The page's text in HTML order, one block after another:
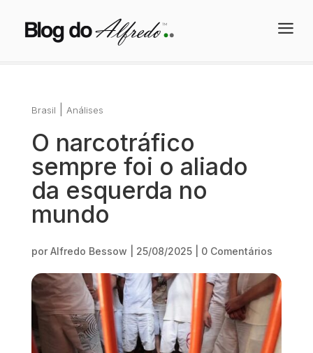
a
Brasil Análises
O narcotráfico
sempre foi o aliado
da esquerda no
mundo
por Alfredo Bessow 25/08/2025| 0 Comentários